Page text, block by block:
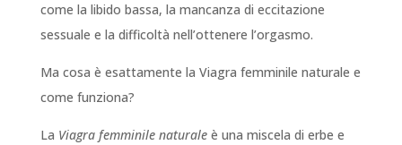
come la libido bassa, la mancanza di eccitazione
sessuale e la difficoltà nell’ottenere l’orgasmo.
Ma cosa è esattamente la Viagra femminile naturale e
come funziona?
La Viagra femminile naturaleè una miscela di erbe e